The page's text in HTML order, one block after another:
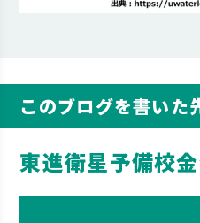
このブログを書いた
東進衛星予備校